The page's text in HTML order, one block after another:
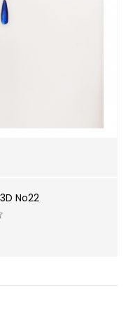
No22